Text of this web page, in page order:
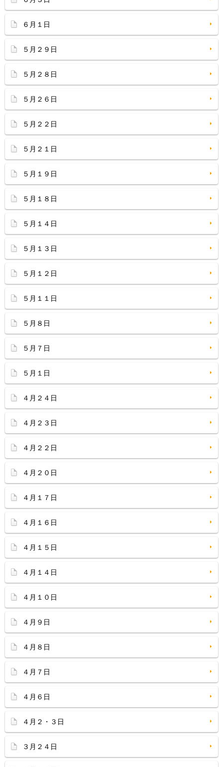
６月１日
５月２９日
５月２８日
５月２６日
５月２２日
５月２１日
５月１９日
５月１８日
５月１４日
５月１３日
５月１２日
５月１１日
５月８日
５月７日
５月１日
４月２４日
４月２３日
４月２２日
４月２０日
４月１７日
４月１６日
４月１５日
４月１４日
４月１０日
４月９日
４月８日
４月７日
４月６日
４月２・３日
３月２４日